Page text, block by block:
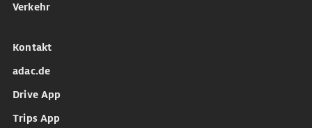
Verkehr
Kontakt
adac.de
Drive App
Trips App